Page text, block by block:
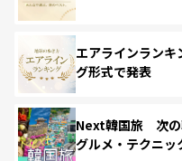
エアラインラン
グ形式で発表
Next韓国旅 次の
グルメ・テクニッ